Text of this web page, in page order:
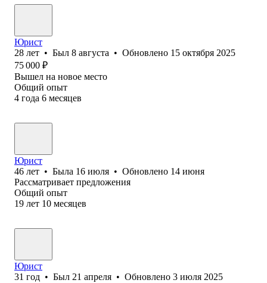
Юрист
28 лет • Был 8 августа • Обновлено 15 октября 2025
75 000 ₽
Вышел на новое место
Общий опыт
4 года 6 месяцев
Юрист
46 лет • Была 16 июля • Обновлено 14 июня
Рассматривает предложения
Общий опыт
19 лет 10 месяцев
Юрист
31 год • Был 21 апреля • Обновлено 3 июля 2025